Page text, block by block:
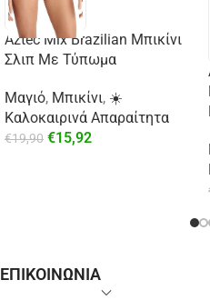
Aztec Mix Brazilian Μπικίνι
Σλιπ Με Τύπωμα
Μαγιό, Μπικίνι, ☀️
Καλοκαιρινά Απαραίτητα
€19,90 €15,92
ΕΠΙΚΟΙΝΩΝΙΑ